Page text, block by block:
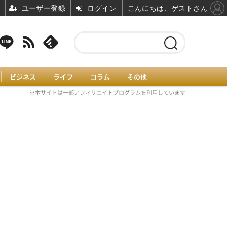
ビジネス ライフ コラム その他
※本サイトは一部アフィリエイトプログラムを利用しています
ユーザー登録 ログイン こんにちは、ゲストさん